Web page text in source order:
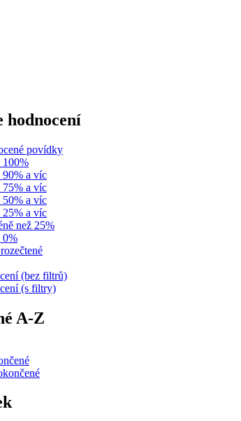
hodnocení
povídky
100%
90% a víc
75% a víc
50% a víc
25% a víc
než 25%
0%
(bez filtrů)
(s filtry)
A-Z